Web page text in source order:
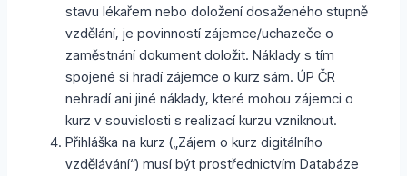
stavu lékařem nebo doložení dosaženého stupně
vzdělání, je povinností zájemce/uchazeče o
zaměstnání dokument doložit. Náklady s tím
spojené si hradí zájemce o kurz sám. ÚP ČR
nehradí ani jiné náklady, které mohou zájemci o
kurz v souvislosti s realizací kurzu vzniknout.
Přihláška na kurz („Zájem o kurz digitálního
vzdělávání“) musí být prostřednictvím Databáze